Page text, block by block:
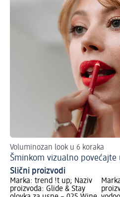
Voluminozan look u 6 koraka
Šminkom vizualno povećajte
Slični proizvodi
Marka: trend !t up; Naziv
proizvoda: Glide & Stay